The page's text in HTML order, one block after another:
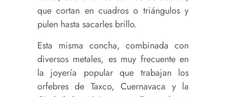
que cortan en cuadros o triángulos y
pulen hasta sacarles brillo.
Esta misma concha, combinada con
diversos metales, es muy frecuente en
la joyería popular que trabajan los
orfebres de Taxco, Cuernavaca y la